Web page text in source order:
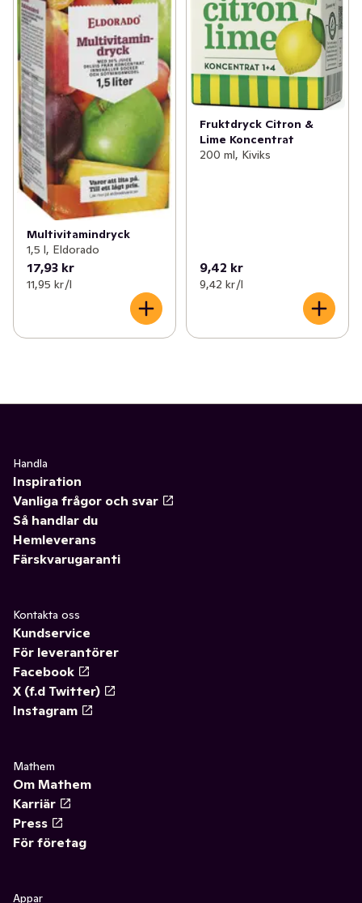
Multivitamindryck
1,5 l, Eldorado
17,93 kr
11,95 kr /l
Fruktdryck Citron &
Lime Koncentrat
200 ml, Kiviks
9,42 kr
9,42 kr /l
Handla
Inspiration
Vanliga frågor och svar
Så handlar du
Hemleverans
Färskvarugaranti
Kontakta oss
Kundservice
För leverantörer
Facebook
X (f.d Twitter)
Instagram
Mathem
Om Mathem
Karriär
Press
För företag
Appar